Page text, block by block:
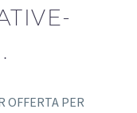
OFFERTA PER